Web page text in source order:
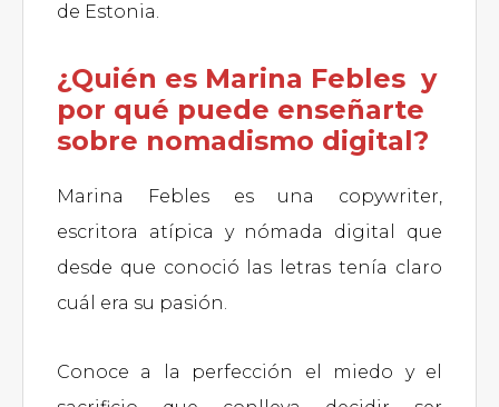
de Estonia.
¿Quién es Marina Febles y
por qué puede enseñarte
sobre nomadismo digital?
Marina Febles es una copywriter,
escritora atípica y nómada digital que
desde que conoció las letras tenía claro
cuál era su pasión.
Conoce a la perfección el miedo y el